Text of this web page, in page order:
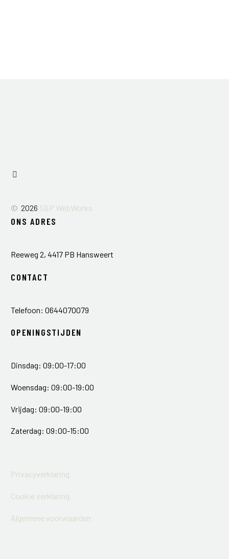
© 2026 S&P WebWorks
ONS ADRES
Reeweg 2, 4417 PB Hansweert
CONTACT
Telefoon: 0644070079
OPENINGSTIJDEN
Dinsdag: 09:00-17:00
Woensdag: 09:00-19:00
Vrijdag: 09:00-19:00
Zaterdag: 09:00-15:00
Privacyverklaring
Cookie verklaring
Algemene voorwaarden